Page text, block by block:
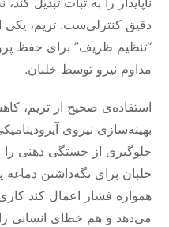
دقیق کنترلی‌ست. تریم، یکی
“تنظیم ظریف” برای حفظ
مداوم نیرو توسط خلبان.
استفاده‌ی صحیح از تریم،
بهینه‌سازی نیروی
جلوگیری از خستگی ذهنی را
خلبان برای نگه‌داشتن دماغه
همواره فشار اعمال کند
می‌دهد و هم خطای انسانی